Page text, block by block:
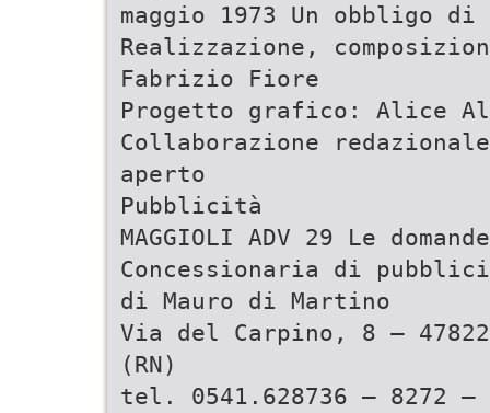
maggio 1973 Un obbligo di
Realizzazione,
Fabrizio Fiore
Progetto grafico: Alice
Collaborazione
aperto
Pubblicità
MAGGIOLI ADV 29 Le
Concessionaria di
di Mauro di Martino
Via del Carpino, 8 – 47822
(RN)
tel. 0541.628736 – 8272 –